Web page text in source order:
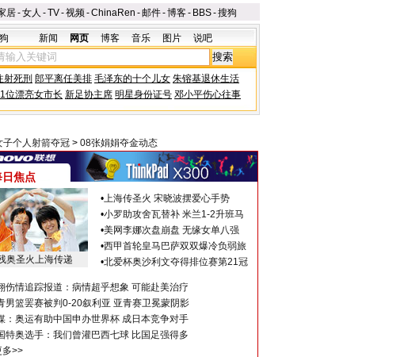
居-女人 -TV-视频-ChinaRen -邮件-博客- BBS-搜狗
新闻 网页 博客 音乐 图片 说吧
射死刑 郎平离任美排 毛泽东的十个儿女 朱镕基退休生活
位漂亮女市长 新足协主席 明星身份证号 邓小平伤心往事
子个人射箭夺冠 > 08张娟娟夺金动态
日焦点
奥圣火上海传递
•上海传圣火 宋晓波摆爱心手势
•小罗助攻舍瓦替补 米兰1-2升班马
•美网李娜次盘崩盘 无缘女单八强
•西甲首轮皇马巴萨双双爆冷负弱旅
•北爱杯奥沙利文夺得排位赛第21冠
伤情追踪报道：病情超乎想象 可能赴美治疗
男篮罢赛被判0-20叙利亚 亚青赛卫冕蒙阴影
：奥运有助中国申办世界杯 成日本竞争对手
特奥选手：我们曾灌巴西七球 比国足强得多
多>>